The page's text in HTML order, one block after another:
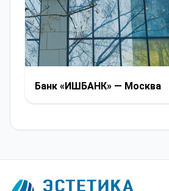
Банк «ИШБАНК» — Москва